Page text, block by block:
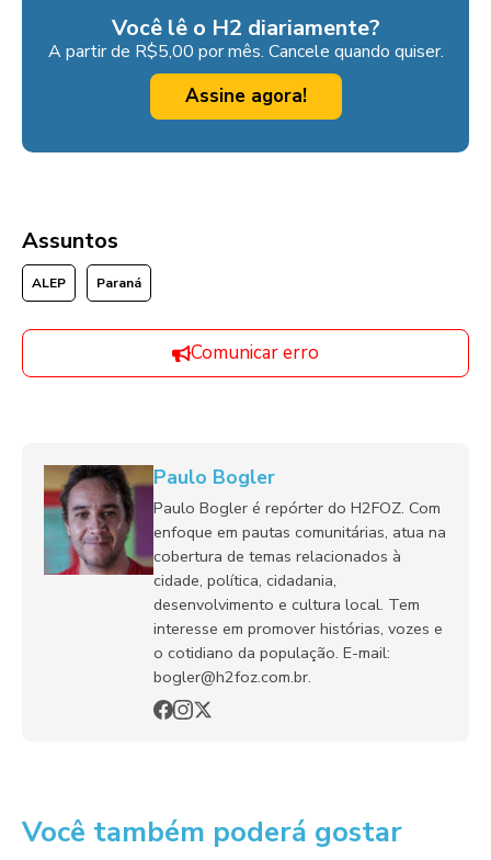
Você lê o H2 diariamente?
A partir de R$5,00 por mês. Cancele quando quiser.
Assine agora!
Assuntos
ALEP Paraná
Comunicar erro
Paulo Bogler
Paulo Bogler é repórter do H2FOZ. Com
enfoque em pautas comunitárias, atua na
cobertura de temas relacionados à
cidade, política, cidadania,
desenvolvimento e cultura local. Tem
interesse em promover histórias, vozes e
o cotidiano da população. E-mail:
bogler@h2foz.com.br.
Você também poderá gostar